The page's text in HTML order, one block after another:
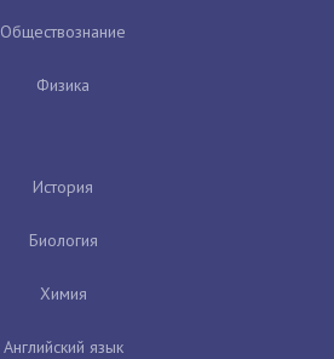
Обществознание
Физика
История
Биология
Химия
Английский язык